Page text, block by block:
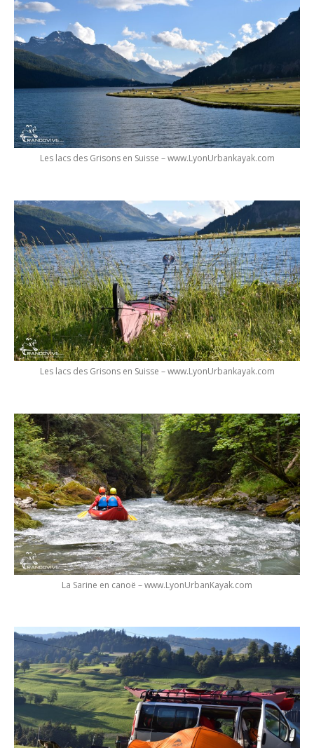
Les lacs des Grisons en Suisse – www.LyonUrbankayak.com
Les lacs des Grisons en Suisse – www.LyonUrbankayak.com
La Sarine en canoë – www.LyonUrbanKayak.com